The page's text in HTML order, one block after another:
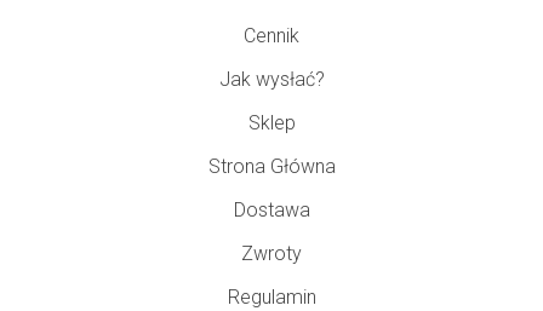
Cennik
Jak wysłać?
Sklep
Strona Główna
Dostawa
Zwroty
Regulamin